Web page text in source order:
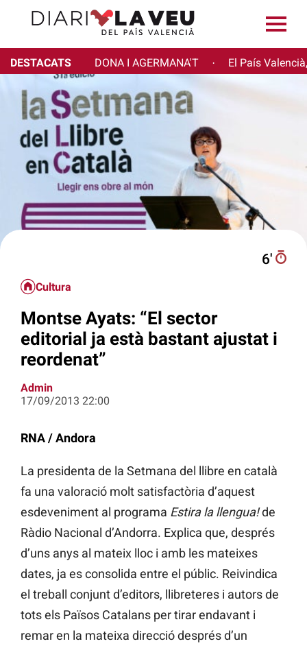
DESTACATS DONA I AGERMANA'T · El País
6′
Cultura
Montse Ayats: “El sector
editorial ja està bastant ajustat i
reordenat”
Admin
17/09/2013 22:00
RNA / Andora
La presidenta de la Setmana del llibre en català
fa una valoració molt satisfactòria d’aquest
esdeveniment al programa Estira la llengua!de
Ràdio Nacional d’Andorra. Explica que, després
d’uns anys al mateix lloc i amb les mateixes
dates, ja es consolida entre el públic. Reivindica
el treball conjunt d’editors, llibreteres i autors de
tots els Països Catalans per tirar endavant i
remar en la mateixa direcció després d’un